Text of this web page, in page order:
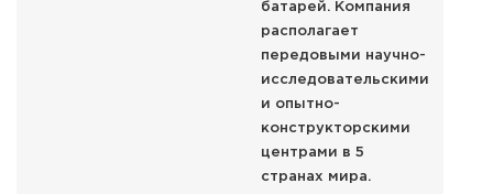
батарей. Компания
располагает
передовыми научно-
исследовательскими
и опытно-
конструкторскими
центрами в 5
странах мира.